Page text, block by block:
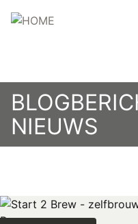
en
gaan
NIEUWS